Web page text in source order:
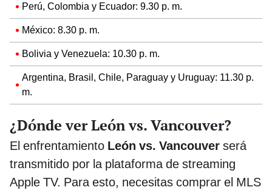
Perú, Colombia y Ecuador: 9.30 p. m.
México: 8.30 p. m.
Bolivia y Venezuela: 10.30 p. m.
Argentina, Brasil, Chile, Paraguay y Uruguay: 11.30 p.
m.
¿Dónde ver León vs. Vancouver?
El enfrentamiento León vs. Vancouver será
transmitido por la plataforma de streaming
Apple TV. Para esto, necesitas comprar el MLS